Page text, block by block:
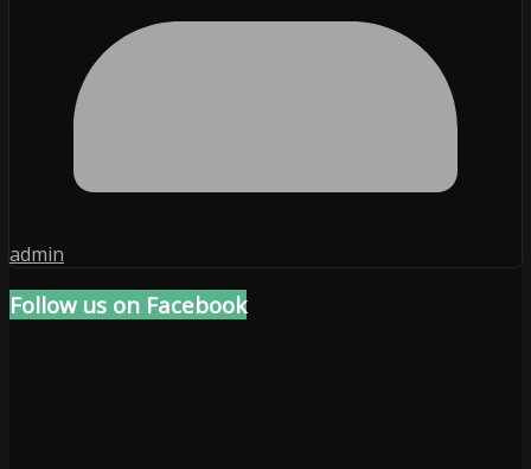
admin
Follow us on Facebook